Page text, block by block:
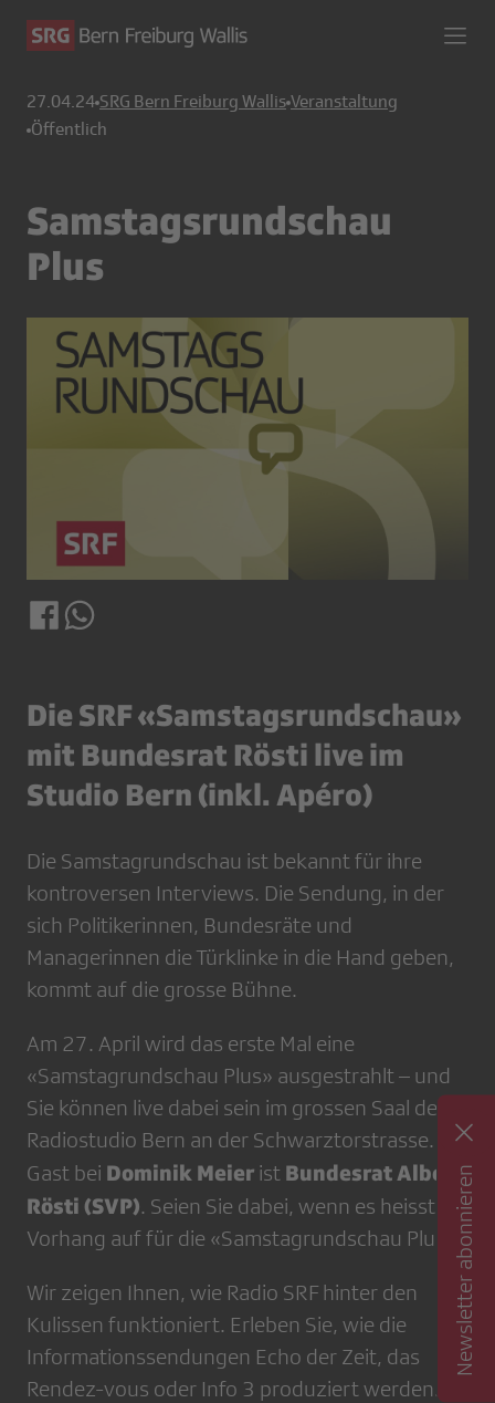
27.04.24 SRG Bern Freiburg Wallis Veranstaltung
Öffentlich
Samstagsrundschau
Plus
Die SRF «Samstagsrundschau»
mit Bundesrat Rösti live im
Studio Bern (inkl. Apéro)
Die Samstagrundschau ist bekannt für ihre
kontroversen Interviews. Die Sendung, in der
sich Politikerinnen, Bundesräte und
Managerinnen die Türklinke in die Hand geben,
kommt auf die grosse Bühne.
Am 27. April wird das erste Mal eine
«Samstagrundschau Plus» ausgestrahlt – und
Sie können live dabei sein im grossen Saal des
Radiostudio Bern an der Schwarztorstrasse. Zu
Gast bei Dominik Meier ist Bundesrat Albert
Rösti (SVP). Seien Sie dabei, wenn es heisst:
Vorhang auf für die «Samstagrundschau Plus»!
Wir zeigen Ihnen, wie Radio SRF hinter den
Kulissen funktioniert. Erleben Sie, wie die
Informationssendungen Echo der Zeit, das
Rendez-vous oder Info 3 produziert werden. Im
Newsletter abonnieren